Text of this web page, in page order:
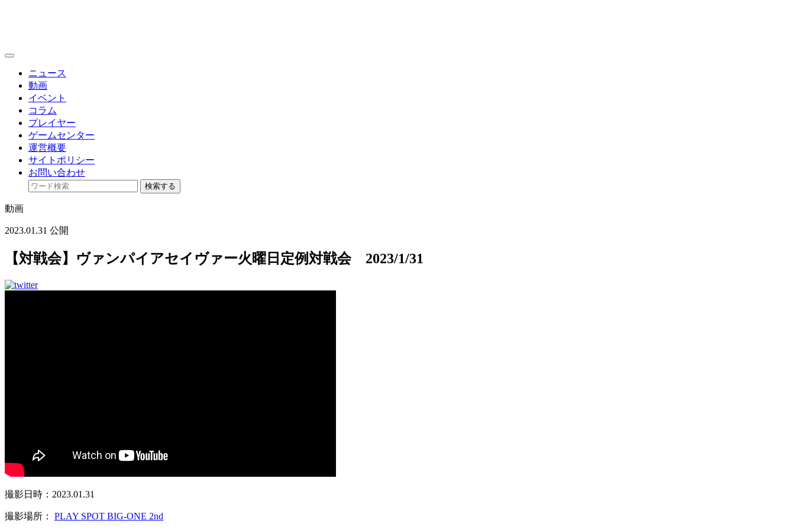
toggle
ニュース
動画
イベント
コラム
プレイヤー
ゲームセンター
運営概要
サイトポリシー
お問い合わせ
検索する
動画
2023.01.31 公開
【対戦会】ヴァンパイアセイヴァー火曜日定例対戦会 2023/1/31
撮影日時：2023.01.31
撮影場所： PLAY SPOT BIG-ONE 2nd